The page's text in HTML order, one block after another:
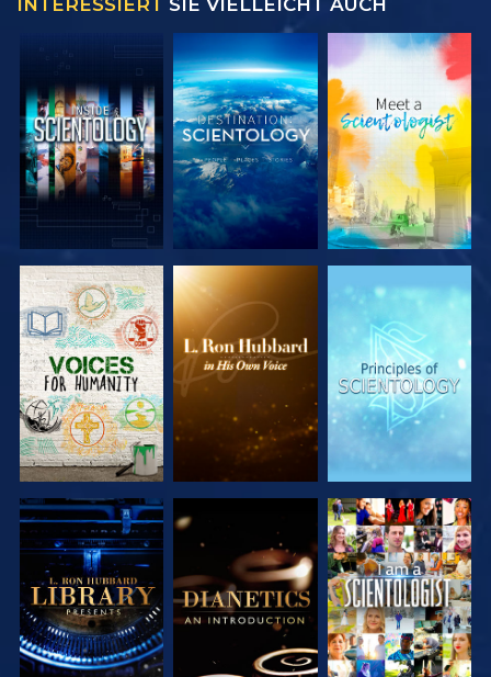
SERIE
ENTDECKEN
SERIE
ENTDECKEN
SERIE
ENTDECKEN
SERIE
ENTDECKEN
SERIE
ENTDECKEN
ANSEHEN